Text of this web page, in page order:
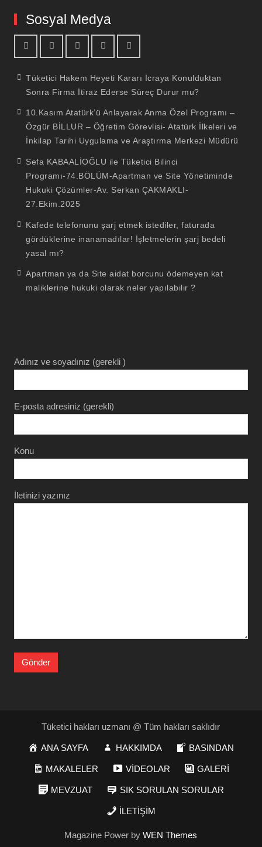
Sosyal Medya
facebookyoutube linkedin twitter İnstagram
Tüketici Hakem Heyeti Kararı İcraya Konulduktan
Sonra Firma İtiraz Ederse Süreç Durur mu?
10.Kasım Atatürk’ü Anlayarak Anma Özel Programı –
Özgür BİLLUR – Öğretim Görevlisi- Atatürk İlkeleri ve
İnkilap Tarihi Uygulama ve Araştırma Merkezi Müdürü
Sefa KABAALİOĞLU ile Tüketici Bilinci
Programı-74.BÖLÜM-Apartman ve Site Yönetiminde
Hukuki Çözümler-Av. Serkan ÇAKMAKLI-
27.Ekim.2025
Kafede telefonunu şarj etmek istediler, faturada
gördüklerine inanamadılar! İşletmelerin şarj bedeli
yasal mı?
Apartman ya da Site aidat borcunu ödemeyen kat
maliklerine hukuki olarak neler yapılabilir ?
Adınız ve soyadınız (gerekli )
E-posta adresiniz (gerekli)
Konu
İletinizi yazınız
Tüketici hakları uzmanı @ Tüm hakları saklıdır
ANA SAYFA HAKKIMDA BASINDAN
MAKALELER VİDEOLAR GALERİ
MEVZUAT SIK SORULAN SORULAR
İLETİŞİM
Magazine Power byWEN Themes